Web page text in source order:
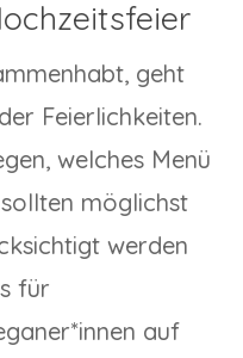
geht
Feierlichkeiten.
welches Menü
möglichst
werden
für
auf